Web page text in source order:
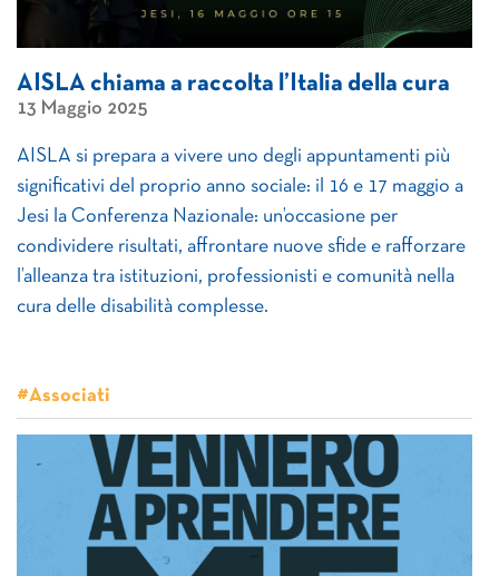
AISLA chiama a raccolta l’Italia della cura
13 Maggio 2025
AISLA si prepara a vivere uno degli appuntamenti più
significativi del proprio anno sociale: il 16 e 17 maggio a
Jesi la Conferenza Nazionale: un’occasione per
condividere risultati, affrontare nuove sfide e rafforzare
l’alleanza tra istituzioni, professionisti e comunità nella
cura delle disabilità complesse.
#Associati